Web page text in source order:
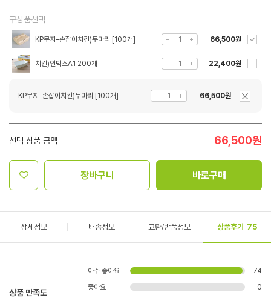
구성품선택
KP무지-손잡이치킨)두마리 [100개] 66,500원
치킨)인박스A1 200개 22,400원
KP무지-손잡이치킨)두마리 [100개] 66,500원
선택 상품 금액 66,500원
장바구니 바로구매
상세정보 배송정보 교환/반품정보 상품후기 75
상품 만족도
아주 좋아요
74
좋아요
0